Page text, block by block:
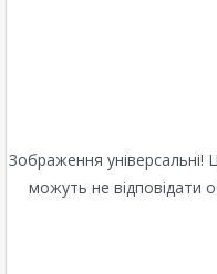
Зображення універсальні!
можуть не відповідати